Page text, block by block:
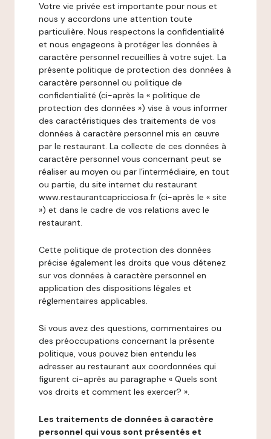
Votre vie privée est importante pour nous et
nous y accordons une attention toute
particulière. Nous respectons la confidentialité
et nous engageons à protéger les données à
caractère personnel recueillies à votre sujet. La
présente politique de protection des données à
caractère personnel ou politique de
confidentialité (ci-après la « politique de
protection des données ») vise à vous informer
des caractéristiques des traitements de vos
données à caractère personnel mis en œuvre
par le restaurant. La collecte de ces données à
caractère personnel vous concernant peut se
réaliser au moyen ou par l’intermédiaire, en tout
ou partie, du site internet du restaurant
www.restaurantcapricciosa.fr (ci-après le « site
») et dans le cadre de vos relations avec le
restaurant.
Cette politique de protection des données
précise également les droits que vous détenez
sur vos données à caractère personnel en
application des dispositions légales et
réglementaires applicables.
Si vous avez des questions, commentaires ou
des préoccupations concernant la présente
politique, vous pouvez bien entendu les
adresser au restaurant aux coordonnées qui
figurent ci-après au paragraphe « Quels sont
vos droits et comment les exercer? ».
Les traitements de données à caractère
personnel qui vous sont présentés et